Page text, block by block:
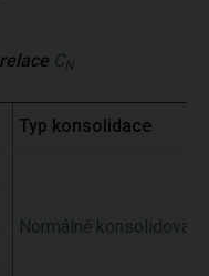
CN
Typ konsolidace
Normálně konsolidované